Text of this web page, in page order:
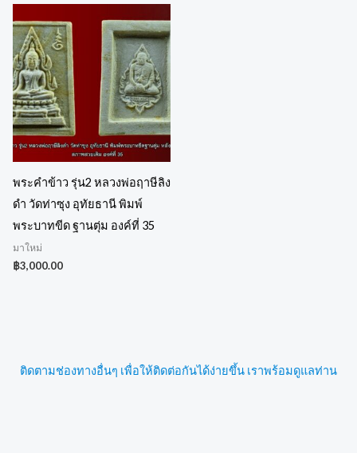
พระคำข้าว รุ่น2 หลวงพ่อฤาษีลิง
ดำ วัดท่าซุง อุทัยธานี พิมพ์
พระบาทขีด ฐานตุ่ม องค์ที่ 35
มาใหม่
฿3,000.00
ติดตามช่องทางอื่นๆ เพื่อให้ติดต่อกันได้ง่ายขึ้น เราพร้อมดูแลท่าน